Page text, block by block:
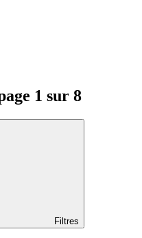
1 sur 8
Filtres